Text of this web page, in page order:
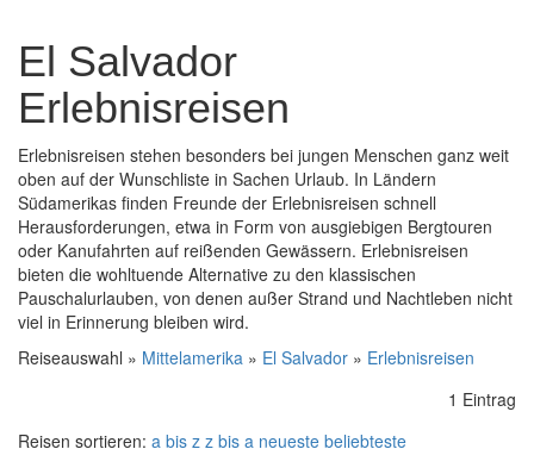
El Salvador
Erlebnisreisen
Erlebnisreisen stehen besonders bei jungen Menschen ganz weit
oben auf der Wunschliste in Sachen Urlaub. In Ländern
Südamerikas finden Freunde der Erlebnisreisen schnell
Herausforderungen, etwa in Form von ausgiebigen Bergtouren
oder Kanufahrten auf reißenden Gewässern. Erlebnisreisen
bieten die wohltuende Alternative zu den klassischen
Pauschalurlauben, von denen außer Strand und Nachtleben nicht
viel in Erinnerung bleiben wird.
Reiseauswahl » Mittelamerika » El Salvador » Erlebnisreisen
1 Eintrag
Reisen sortieren: a bis z z bis a neueste beliebteste